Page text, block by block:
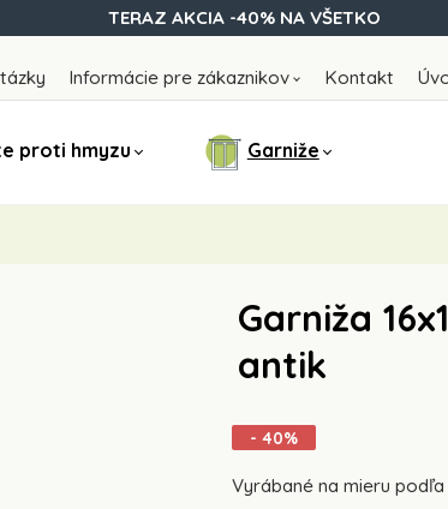
TERAZ AKCIA -40% NA VŠETKO
Informácie pre zákaznikov Kontakt
proti hmyzu Garniže
Garniža
antik
- 40%
Vyrábané na mieru